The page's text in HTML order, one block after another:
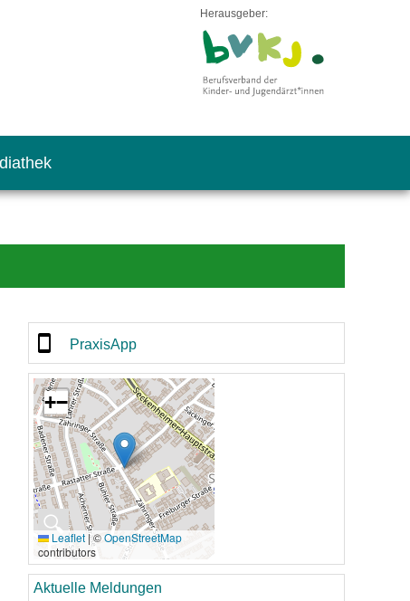
Herausgeber:
PraxisApp
🔍
+−
Leaflet |©OpenStreetMap
contributors
Aktuelle Meldungen